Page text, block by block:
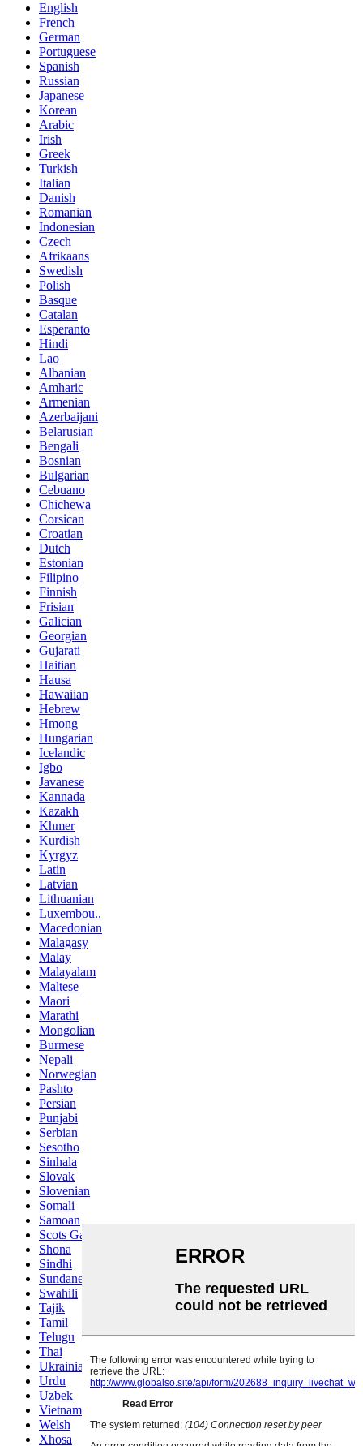
English
French
German
Portuguese
Spanish
Russian
Japanese
Korean
Arabic
Irish
Greek
Turkish
Italian
Danish
Romanian
Indonesian
Czech
Afrikaans
Swedish
Polish
Basque
Catalan
Esperanto
Hindi
Lao
Albanian
Amharic
Armenian
Azerbaijani
Belarusian
Bengali
Bosnian
Bulgarian
Cebuano
Chichewa
Corsican
Croatian
Dutch
Estonian
Filipino
Finnish
Frisian
Galician
Georgian
Gujarati
Haitian
Hausa
Hawaiian
Hebrew
Hmong
Hungarian
Icelandic
Igbo
Javanese
Kannada
Kazakh
Khmer
Kurdish
Kyrgyz
Latin
Latvian
Lithuanian
Luxembou..
Macedonian
Malagasy
Malay
Malayalam
Maltese
Maori
Marathi
Mongolian
Burmese
Nepali
Norwegian
Pashto
Persian
Punjabi
Serbian
Sesotho
Sinhala
Slovak
Slovenian
Somali
Samoan
Scots Gaelic
Shona
Sindhi
Sundanese
Swahili
Tajik
Tamil
Telugu
Thai
Ukrainian
Urdu
Uzbek
Vietnamese
Welsh
Xhosa